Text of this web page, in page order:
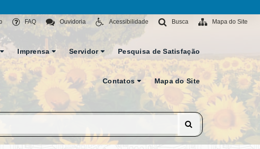
Mapa do Site
Busca
Acessibilidade
Ouvidoria
FAQ
Imprensa Servidor Pesquisa de Satisfação
Contatos Mapa do Site